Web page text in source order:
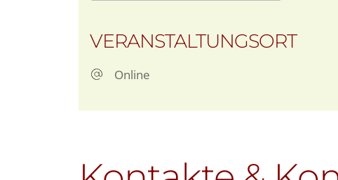
VERANSTALTUNGSORT
Online